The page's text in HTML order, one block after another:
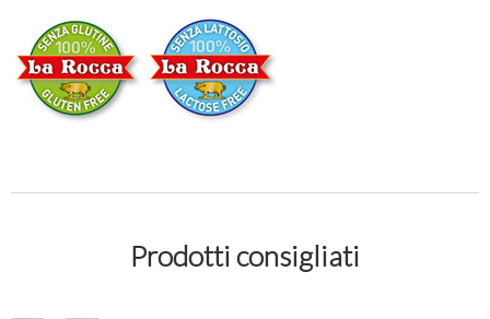
Prodotti consigliati